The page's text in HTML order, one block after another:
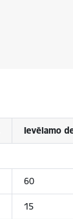
Ievēlamo
60
15